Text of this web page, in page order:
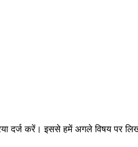
दर्ज करें। इससे हमें अगले विषय पर